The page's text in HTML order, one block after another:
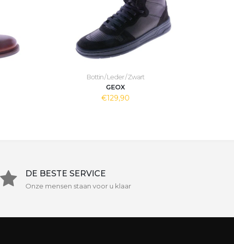
Bottin / Leder / Zwart
GEOX
€129,90
DE BESTE SERVICE
Onze mensen staan voor u klaar